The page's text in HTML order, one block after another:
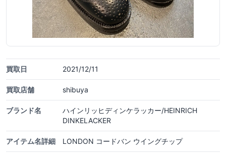
買取日 2021/12/11
買取店舗 shibuya
ブランド名
ハインリッヒディンケラッカー/HEINRICH
DINKELACKER
アイテム名詳細 LONDON コードバン ウイングチップ